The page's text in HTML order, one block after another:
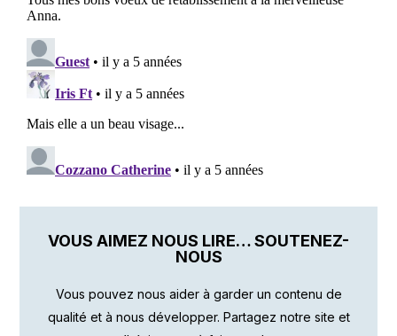
VOUS AIMEZ NOUS LIRE… SOUTENEZ-
NOUS
Vous pouvez nous aider à garder un contenu de
qualité et à nous développer. Partagez notre site et